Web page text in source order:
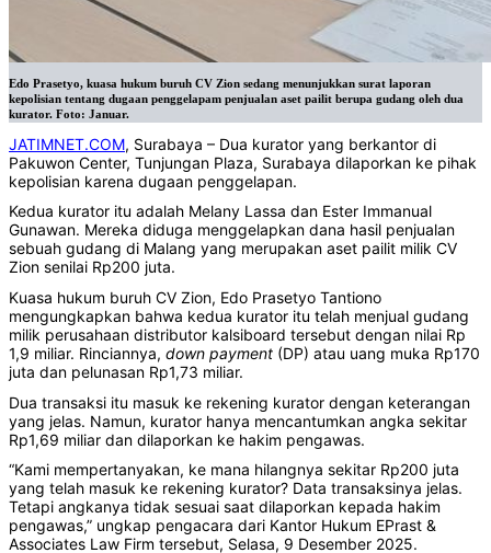
Edo Prasetyo, kuasa hukum buruh CV Zion sedang menunjukkan surat laporan
kepolisian tentang dugaan penggelapam penjualan aset pailit berupa gudang oleh dua
kurator. Foto: Januar.
JATIMNET.COM, Surabaya – Dua kurator yang berkantor di
Pakuwon Center, Tunjungan Plaza, Surabaya dilaporkan ke pihak
kepolisian karena dugaan penggelapan.
Kedua kurator itu adalah Melany Lassa dan Ester Immanual
Gunawan. Mereka diduga menggelapkan dana hasil penjualan
sebuah gudang di Malang yang merupakan aset pailit milik CV
Zion senilai Rp200 juta.
Kuasa hukum buruh CV Zion, Edo Prasetyo Tantiono
mengungkapkan bahwa kedua kurator itu telah menjual gudang
milik perusahaan distributor kalsiboard tersebut dengan nilai Rp
1,9 miliar. Rinciannya, down payment (DP) atau uang muka Rp170
juta dan pelunasan Rp1,73 miliar.
Dua transaksi itu masuk ke rekening kurator dengan keterangan
yang jelas. Namun, kurator hanya mencantumkan angka sekitar
Rp1,69 miliar dan dilaporkan ke hakim pengawas.
“Kami mempertanyakan, ke mana hilangnya sekitar Rp200 juta
yang telah masuk ke rekening kurator? Data transaksinya jelas.
Tetapi angkanya tidak sesuai saat dilaporkan kepada hakim
pengawas,” ungkap pengacara dari Kantor Hukum EPrast &
Associates Law Firm tersebut, Selasa, 9 Desember 2025.